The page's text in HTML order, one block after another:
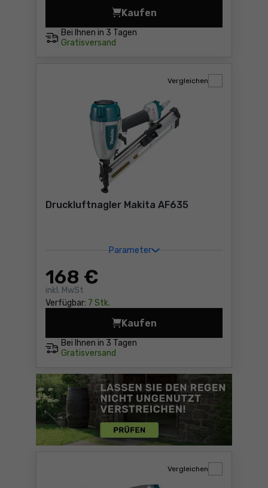
Bei Ihnen in 3 Tagen
Gratisversand
Kaufen
Druckluftnagler Makita
Druckluftnagler Makita AF635
Parameter
168 €
inkl. MwSt
Verfügbar: 7 Stk.
Vergleichen
Bei Ihnen in 3 Tagen
Gratisversand
Kaufen
Druckluftnagler Makita
Vergleichen